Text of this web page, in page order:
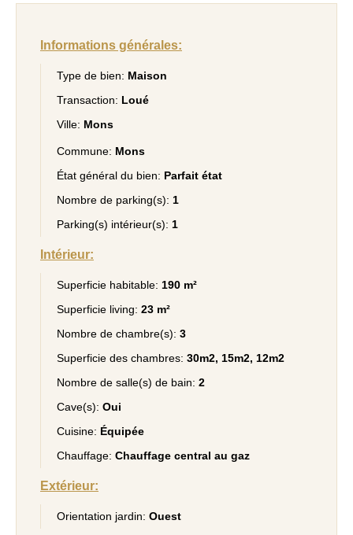
Informations générales:
Type de bien: Maison
Transaction: Loué
Ville: Mons
Commune: Mons
État général du bien: Parfait état
Nombre de parking(s): 1
Parking(s) intérieur(s): 1
Intérieur:
Superficie habitable: 190 m²
Superficie living: 23 m²
Nombre de chambre(s): 3
Superficie des chambres: 30m2, 15m2, 12m2
Nombre de salle(s) de bain: 2
Cave(s): Oui
Cuisine: Équipée
Chauffage: Chauffage central au gaz
Extérieur:
Orientation jardin: Ouest